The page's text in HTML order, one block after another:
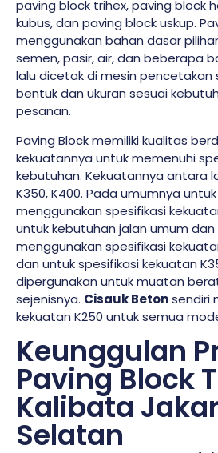
paving block trihex, paving block
kubus, dan paving block uskup.
menggunakan bahan dasar
semen, pasir, air, dan beberapa
lalu dicetak di mesin pencetakan
bentuk dan ukuran sesuai
pesanan.
Paving Block memiliki kualitas
kekuatannya untuk memenuhi
kebutuhan. Kekuatannya antara
K350, K400. Pada umumnya
menggunakan spesifikasi
untuk kebutuhan jalan umum dan
menggunakan spesifikasi
dan untuk spesifikasi kekuatan
dipergunakan untuk muatan
sejenisnya. Cisauk Betonsendiri
kekuatan K250 untuk semua
Keunggulan
Paving Block
Kalibata
Selatan